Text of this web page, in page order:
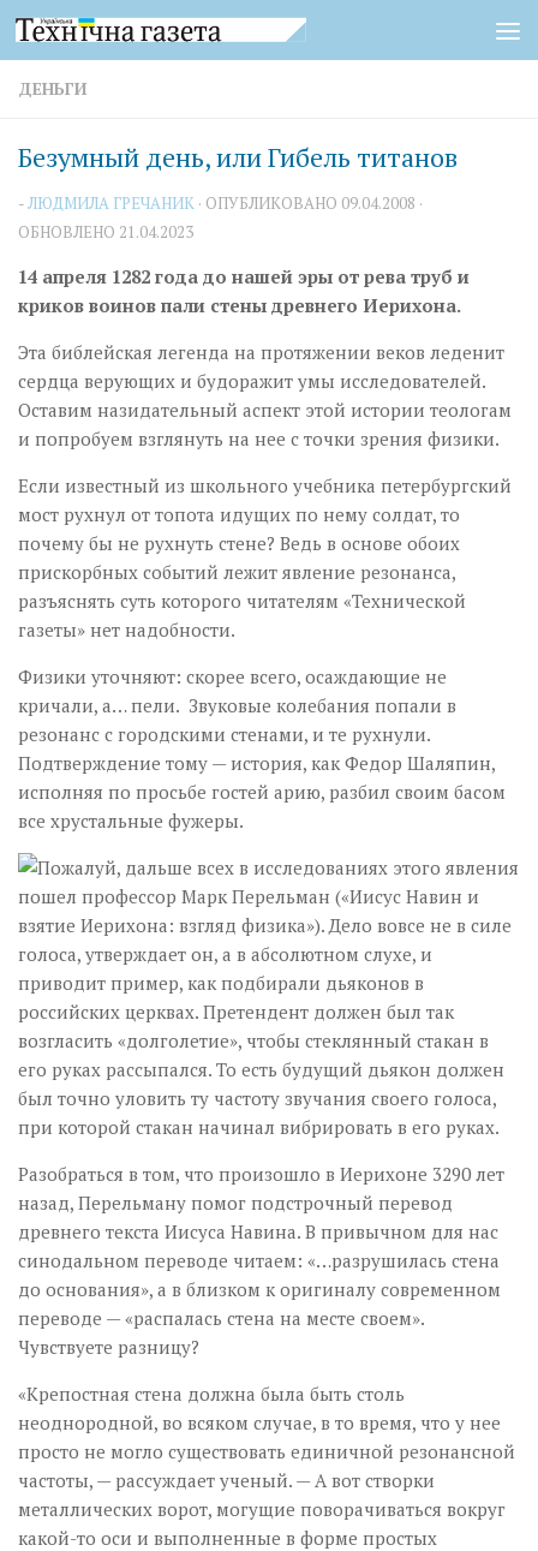
Перейти к содержимому
ДЕНЬГИ
Безумный день, или Гибель титанов
-ЛЮДМИЛА ГРЕЧАНИК · ОПУБЛИКОВАНО 09.04.2008 ·
ОБНОВЛЕНО 21.04.2023
14 апреля 1282 года до нашей эры от рева труб и
криков воинов пали стены древнего Иерихона.
Эта библейская легенда на протяжении веков леденит
сердца верующих и будоражит умы исследователей.
Оставим назидательный аспект этой истории теологам
и попробуем взглянуть на нее с точки зрения физики.
Если известный из школьного учебника петербургский
мост рухнул от топота идущих по нему солдат, то
почему бы не рухнуть стене? Ведь в основе обоих
прискорбных событий лежит явление резонанса,
разъяснять суть которого читателям «Технической
газеты» нет надобности.
Физики уточняют: скорее всего, осаждающие не
кричали, а… пели. Звуковые колебания попали в
резонанс с городскими стенами, и те рухнули.
Подтверждение тому — история, как Федор Шаляпин,
исполняя по просьбе гостей арию, разбил своим басом
все хрустальные фужеры.
Пожалуй, дальше всех в исследованиях этого явления
пошел профессор Марк Перельман («Иисус Навин и
взятие Иерихона: взгляд физика»). Дело вовсе не в силе
голоса, утверждает он, а в абсолютном слухе, и
приводит пример, как подбирали дьяконов в
российских церквах. Претендент должен был так
возгласить «долголетие», чтобы стеклянный стакан в
его руках рассыпался. То есть будущий дьякон должен
был точно уловить ту частоту звучания своего голоса,
при которой стакан начинал вибрировать в его руках.
Разобраться в том, что произошло в Иерихоне 3290 лет
назад, Перельману помог подстрочный перевод
древнего текста Иисуса Навина. В привычном для нас
синодальном переводе читаем: «…разрушилась стена
до основания», а в близком к оригиналу современном
переводе — «распалась стена на месте своем».
Чувствуете разницу?
«Крепостная стена должна была быть столь
неоднородной, во всяком случае, в то время, что у нее
просто не могло существовать единичной резонансной
частоты, — рассуждает ученый. — А вот створки
металлических ворот, могущие поворачиваться вокруг
какой-то оси и выполненные в форме простых